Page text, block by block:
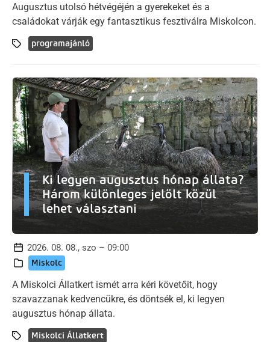
Augusztus utolsó hétvégéjén a gyerekeket és a
családokat várják egy fantasztikus fesztiválra Miskolcon.
programajánló
Ki legyen augusztus hónap állata?
Három különleges jelölt közül
lehet választani
2026. 08. 08., szo – 09:00
Miskolc
A Miskolci Állatkert ismét arra kéri követőit, hogy
szavazzanak kedvencükre, és döntsék el, ki legyen
augusztus hónap állata.
Miskolci Állatkert